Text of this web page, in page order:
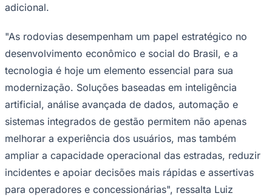
Palmeiras
adicional.
"As rodovias desempenham um papel estratégico no
desenvolvimento econômico e social do Brasil, e a
tecnologia é hoje um elemento essencial para sua
modernização. Soluções baseadas em inteligência
artificial, análise avançada de dados, automação e
sistemas integrados de gestão permitem não apenas
melhorar a experiência dos usuários, mas também
ampliar a capacidade operacional das estradas, reduzir
incidentes e apoiar decisões mais rápidas e assertivas
para operadores e concessionárias", ressalta Luiz